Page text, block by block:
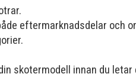
eftermarknadsdelar och
skotermodell innan du